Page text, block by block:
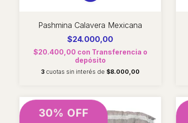
Pashmina Calavera Mexicana
$24.000,00
$20.400,00 con Transferencia o
depósito
3 cuotas sin interés de $8.000,00
30% OFF